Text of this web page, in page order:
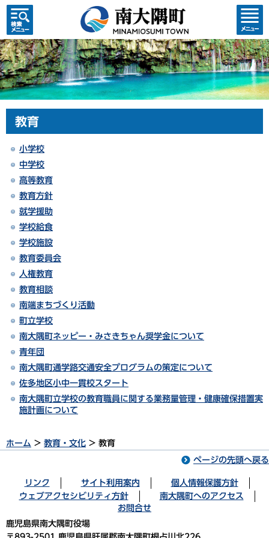
検索・
共通メ
ニュー
コンテ
ンツメ
ニュー
教育
小学校
中学校
高等教育
教育方針
就学援助
学校給食
学校施設
教育委員会
人権教育
教育相談
南端まちづくり活動
町立学校
南大隅町ネッピー・みさきちゃん奨学金について
青年団
南大隅町通学路交通安全プログラムの策定について
佐多地区小中一貫校スタート
南大隅町立学校の教育職員に関する業務量管理・健康確保措置実
施計画について
ホーム > 教育・文化 > 教育
ページの先頭へ戻る
リンク サイト利用案内
個人情報保護方針
ウェブアクセシビリティ方針
南大隅町へのアクセス
お問合せ
鹿児島県南大隅町役場